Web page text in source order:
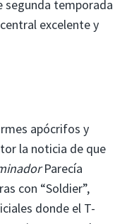
segunda temporada
excelente y
apócrifos y
la noticia de que
Parecía
con “Soldier”,
donde el T-